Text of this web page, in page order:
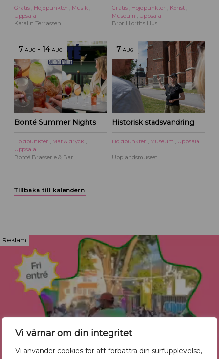
Vi värnar om din integritet
Vi använder cookies för att förbättra din surfupplevelse,
Gratis Höjdpunkter Musik
Uppsala
Katalin Terrassen
Gratis Höjdpunkter Konst
Museum
Uppsala
Bror Hjorths Hus
7 AUG -14 AUG
Bonté Summer Nights
Höjdpunkter , Mat & dryck ,
Uppsala
Bonté Brasserie & Bar
7 AUG
Historisk stadsvandring
Höjdpunkter , Museum , Uppsala
Upplandsmuseet
Tillbaka till kalendern
Reklam